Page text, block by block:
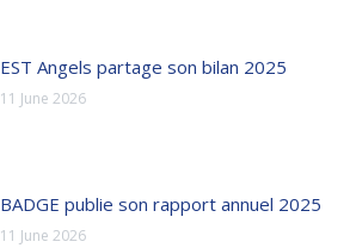
EST Angels partage son bilan 2025
11 June 2026
BADGE publie son rapport annuel 2025
11 June 2026